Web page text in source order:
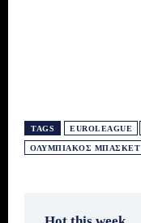
TAGS EUROLEAGUE
ΟΛΥΜΠΙΑΚΌΣ ΜΠΆΣΚΕΤ